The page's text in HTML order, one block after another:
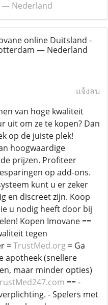
— Nederland
online Duitsland -
— Nederland
แจ้งลบ
van hoge kwaliteit
uit om ze te kopen? Dan
op de juiste plek!
hoogwaardige
prijzen. Profiteer
op add-ons.
kunt u er zeker
en discreet zijn. Koop
u nodig heeft door bij
Kopen Imovane ==
tegen
=TrustMed.org = Ga
apotheek (snellere
maar minder opties)
== -
- Spelers met